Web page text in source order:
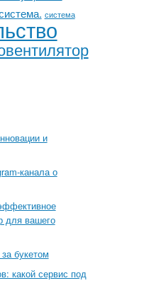
система
и
канала о
для вашего
букетом
какой сервис под